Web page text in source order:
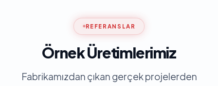
REFERANSLAR
Örnek Üretimlerimiz
Fabrikamızdan çıkan gerçek projelerden